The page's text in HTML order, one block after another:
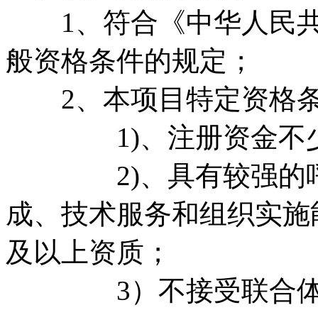
1、符合《中华人民共
般资格条件的规定；
2、本项目特定资格
1)、注册资金不少
2)、具有较强的呼
成、技术服务和组织实
及以上资质；
3）不接受联合体